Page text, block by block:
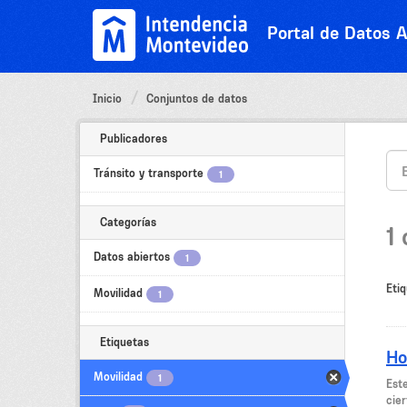
Portal de Datos
Inicio Conjuntos de datos
Publicadores
Tránsito y transporte 1
Categorías
Datos abiertos 1
Movilidad 1
Etiquetas
Movilidad 1
1